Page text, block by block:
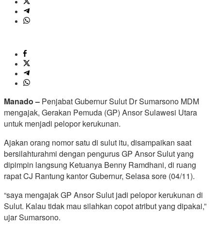
Manado – Penjabat Gubernur Sulut Dr Sumarsono MDM
mengajak, Gerakan Pemuda (GP) Ansor Sulawesi Utara
untuk menjadi pelopor kerukunan.
Ajakan orang nomor satu di sulut itu, disampaikan saat
bersilahturahmi dengan pengurus GP Ansor Sulut yang
dipimpin langsung Ketuanya Benny Ramdhani, di ruang
rapat CJ Rantung kantor Gubernur, Selasa sore (04/11).
“saya mengajak GP Ansor Sulut jadi pelopor kerukunan di
Sulut. Kalau tidak mau silahkan copot atribut yang dipakai,”
ujar Sumarsono.